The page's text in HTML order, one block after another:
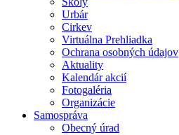
Urbár
Cirkev
Virtuálna Prehliadka
Ochrana osobných údajov
Aktuality
Kalendár akcií
Fotogaléria
Organizácie
Samospráva
Obecný úrad